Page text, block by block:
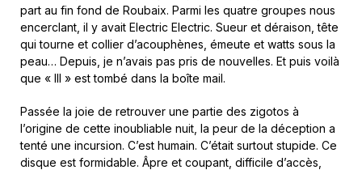
part au fin fond de Roubaix. Parmi les quatre groupes nous
encerclant, il y avait Electric Electric. Sueur et déraison, tête
qui tourne et collier d’acouphènes, émeute et watts sous la
peau… Depuis, je n’avais pas pris de nouvelles. Et puis voilà
que « III » est tombé dans la boîte mail.
Passée la joie de retrouver une partie des zigotos à
l’origine de cette inoubliable nuit, la peur de la déception a
tenté une incursion. C’est humain. C’était surtout stupide. Ce
disque est formidable. Âpre et coupant, difficile d’accès,